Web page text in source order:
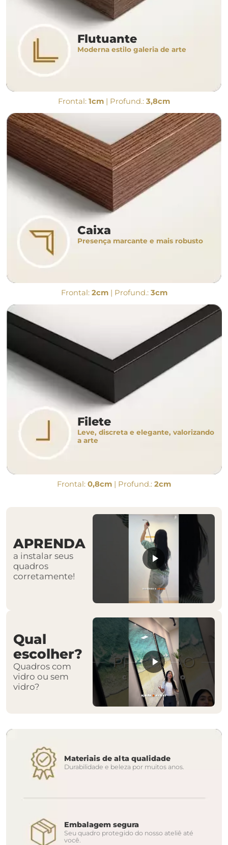
Flutuante
Moderna estilo galeria de arte
Frontal: 1cm | Profund.: 3,8cm
Caixa
Presença marcante e mais robusto
Frontal: 2cm| Profund.: 3cm
Filete
Leve, discreta e elegante, valorizando
a arte
Frontal: 0,8cm | Profund.: 2cm
APRENDA
a instalar seus
quadros
corretamente!
Qual
escolher?
Quadros com
vidro ou sem
vidro?
Materiais de alta qualidade
Durabilidade e beleza por muitos anos.
Embalagem segura
Seu quadro protegido do nosso ateliê até
você.